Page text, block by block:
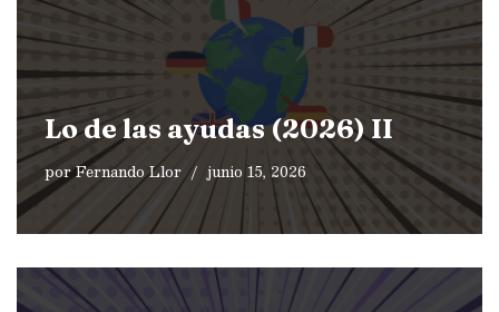
Lo de las ayudas (2026) II
porFernando Llor junio 15, 2026